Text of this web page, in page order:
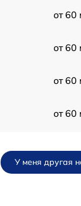
от 60
от 60
от 60
от 60
У меня другая